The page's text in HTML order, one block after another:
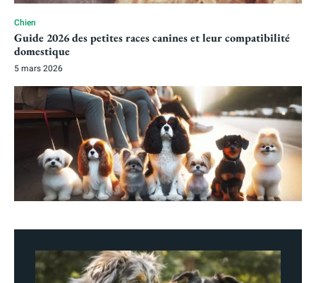
Chien
Guide 2026 des petites races canines et leur compatibilité
domestique
5 mars 2026